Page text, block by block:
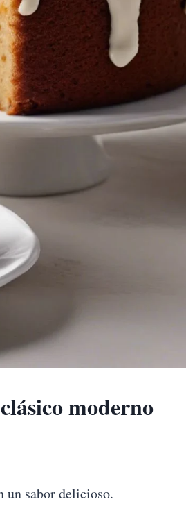
moderno
un sabor delicioso.